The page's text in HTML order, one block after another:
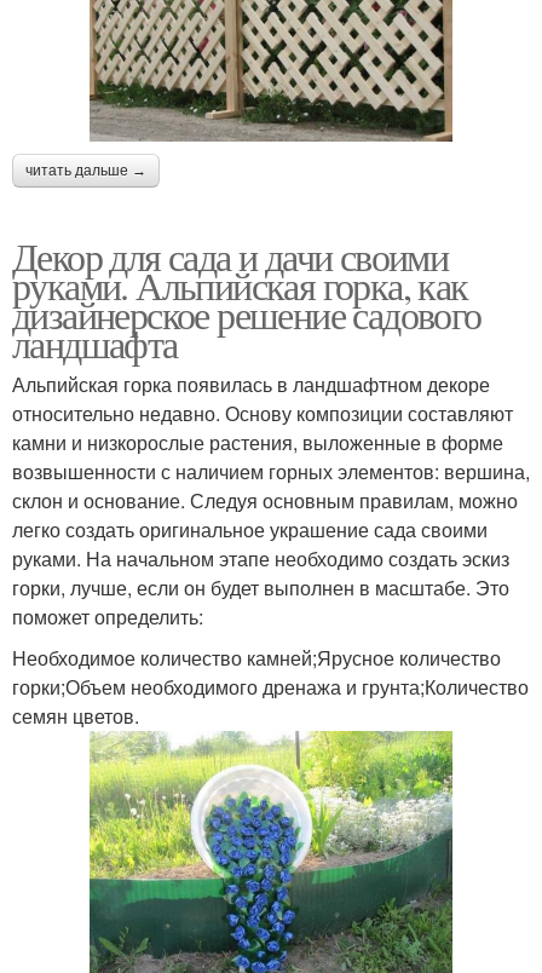
читать дальше →
Декор для сада и дачи своими
руками. Альпийская горка, как
дизайнерское решение садового
ландшафта
Альпийская горка появилась в ландшафтном декоре
относительно недавно. Основу композиции составляют
камни и низкорослые растения, выложенные в форме
возвышенности с наличием горных элементов: вершина,
склон и основание. Следуя основным правилам, можно
легко создать оригинальное украшение сада своими
руками. На начальном этапе необходимо создать эскиз
горки, лучше, если он будет выполнен в масштабе. Это
поможет определить:
Необходимое количество камней;Ярусное количество
горки;Объем необходимого дренажа и грунта;Количество
семян цветов.